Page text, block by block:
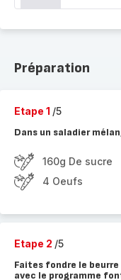
Préparation
Etape 1 /5
Dans un saladier
160g De sucre
4 Oeufs
Etape 2 /5
Faites fondre le
avec le programme